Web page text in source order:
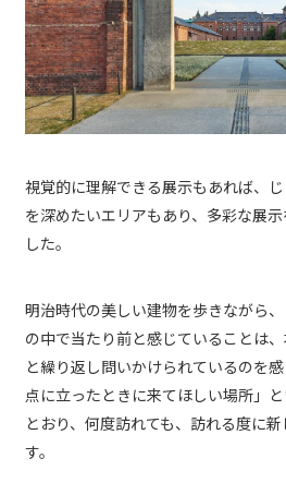
視覚的に理解できる展示もあれば、
を深めたいエリアもあり、多彩な展
した。
明治時代の美しい建物を歩きながら
の中で当たり前と感じていることは、
と繰り返し問いかけられているのを
点に立ったときに来てほしい場所」
とおり、何度訪れても、訪れる度に
す。